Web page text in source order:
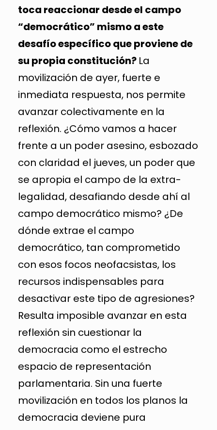
toca reaccionar desde el campo
“democrático” mismo a este
desafío específico que proviene de
su propia constitución? La
movilización de ayer, fuerte e
inmediata respuesta, nos permite
avanzar colectivamente en la
reflexión. ¿Cómo vamos a hacer
frente a un poder asesino, esbozado
con claridad el jueves, un poder que
se apropia el campo de la extra-
legalidad, desafiando desde ahí al
campo democrático mismo? ¿De
dónde extrae el campo
democrático, tan comprometido
con esos focos neofacsistas, los
recursos indispensables para
desactivar este tipo de agresiones?
Resulta imposible avanzar en esta
reflexión sin cuestionar la
democracia como el estrecho
espacio de representación
parlamentaria. Sin una fuerte
movilización en todos los planos la
democracia deviene pura